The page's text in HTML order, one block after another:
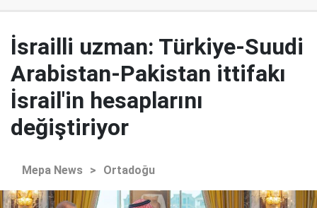
İsrailli uzman: Türkiye-Suudi
Arabistan-Pakistan ittifakı
İsrail'in hesaplarını
değiştiriyor
Mepa News > Ortadoğu